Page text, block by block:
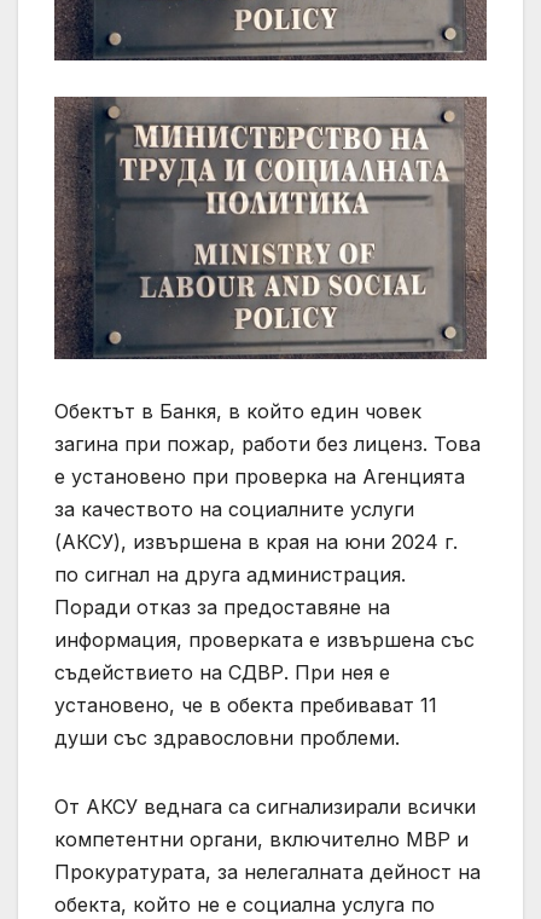
Обектът в Банкя, в който един човек
загина при пожар, работи без лиценз. Това
е установено при проверка на Агенцията
за качеството на социалните услуги
(АКСУ), извършена в края на юни 2024 г.
по сигнал на друга администрация.
Поради отказ за предоставяне на
информация, проверката е извършена със
съдействието на СДВР. При нея е
установено, че в обекта пребивават 11
души със здравословни проблеми.
От АКСУ веднага са сигнализирали всички
компетентни органи, включително МВР и
Прокуратурата, за нелегалната дейност на
обекта, който не е социална услуга по